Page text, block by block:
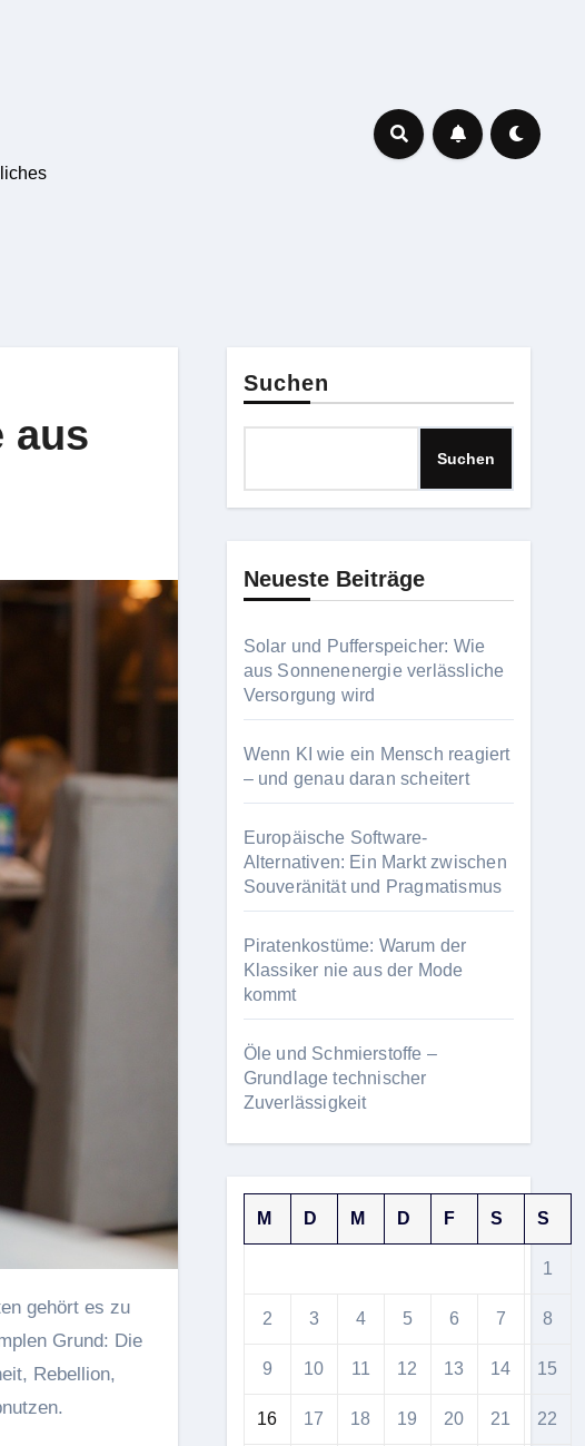
aus
Grund: Die
Rebellion,
Suchen
Suchen
Neueste Beiträge
Solar und Pufferspeicher: Wie
aus Sonnenenergie verlässliche
Versorgung wird
Wenn KI wie ein Mensch reagiert
– und genau daran scheitert
Europäische Software-
Alternativen: Ein Markt zwischen
Souveränität und Pragmatismus
Piratenkostüme: Warum der
Klassiker nie aus der Mode
kommt
Öle und Schmierstoffe –
Grundlage technischer
Zuverlässigkeit
M D M D F S S
1
2 3 4 5 6 7 8
9 10 11 12 13 14 15
16 17 18 19 20 21 22